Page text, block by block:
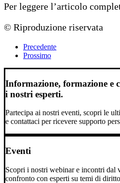
Per leggere l’articolo
© Riproduzione riservata
Precedente
Prossimo
Informazione, formazione e
i nostri esperti.
Partecipa ai nostri eventi, scopri le
e contattaci per ricevere supporto
Eventi
Scopri i nostri webinar e incontri dal
confronto con esperti su temi di